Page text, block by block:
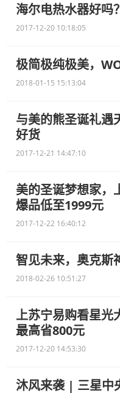
海尔电热水器好吗
2017-12-20 10:18:05
极简极纯极美，
2018-01-15 15:13:04
与美的熊圣诞礼遇
好货
2017-12-21 14:47:10
美的圣诞梦想家，
爆品低至1999元
2017-12-22 16:40:12
智见未来，奥克斯
2018-02-26 10:51:27
上苏宁易购看星光
最高省800元
2017-12-20 14:53:30
沐风来袭 | 三星中